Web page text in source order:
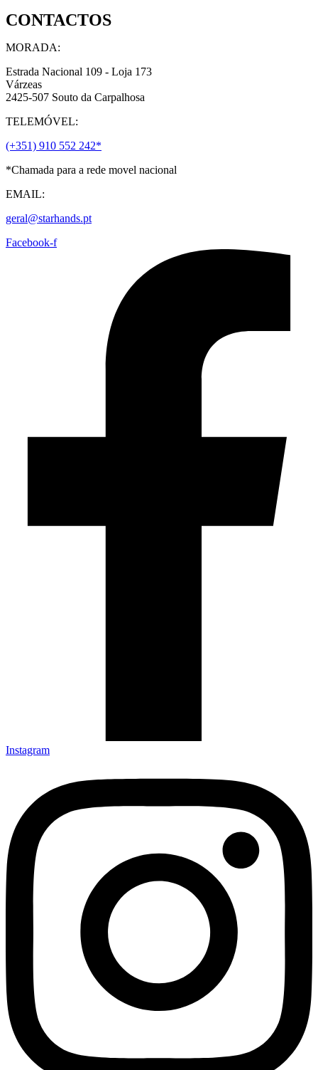
multiple
The
may
chosen
the
page
CONTACTOS
MORADA:
Estrada Nacional 109 - Loja 173
Várzeas
2425-507 Souto da Carpalhosa
TELEMÓVEL:
(+351) 910 552 242*
*Chamada para a rede movel nacional
EMAIL:
geral@starhands.pt
Facebook-f
Instagram